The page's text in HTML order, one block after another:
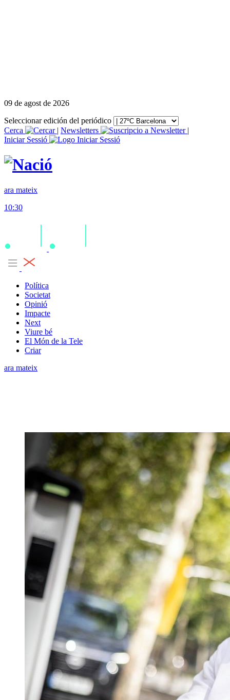
09 de agost de 2026
Seleccionar edición del periódico
Cerca
| Newsletters
|
Iniciar Sessió
ara mateix
10:30
Política
Societat
Opinió
Impacte
Next
Viure bé
El Món de la Tele
Criar
ara mateix